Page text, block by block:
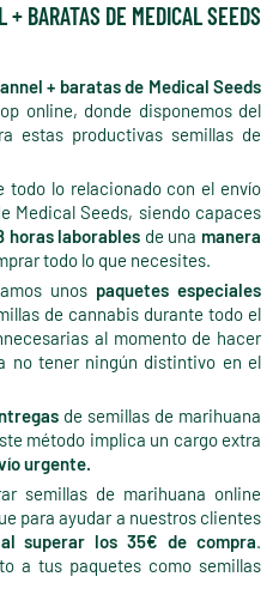
BARATAS DE MEDICAL SEEDS
+ baratas de Medical Seeds
online, donde disponemos del
estas productivas semillas de
todo lo relacionado con el envío
Medical Seeds, siendo capaces
horas laborables de una manera
todo lo que necesites.
unos paquetes especiales
de cannabis durante todo el
al momento de hacer
no tener ningún distintivo en el
de semillas de marihuana
método implica un cargo extra
urgente.
semillas de marihuana online
para ayudar a nuestros clientes
superar los 35€ de compra.
a tus paquetes como semillas